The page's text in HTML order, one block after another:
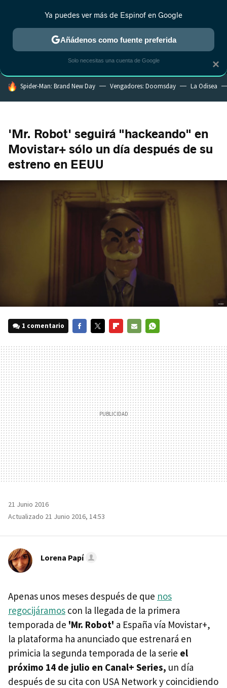
MENÚ NUEVO
ESTRENOS REALITY ANIME RANKINGS CINE
HOY SE HABLA DE
Spider-Man: Brand New Day Vengadores: Doomsday La Odisea
'Mr. Robot' seguirá "hackeando" en
Movistar+ sólo un día después de su
estreno en EEUU
1 comentario
MAIL
21 Junio 2016
Actualizado 21 Junio 2016, 14:53
Lorena Papí
Apenas unos meses después de que nos
regocijáramos con la llegada de la primera
temporada de 'Mr. Robot' a España vía Movistar+,
la plataforma ha anunciado que estrenará en
primicia la segunda temporada de la serie el
próximo 14 de julio en Canal+ Series, un día
después de su cita con USA Network y coincidiendo
×
Ya puedes ver más de Espinof en Google
Añádenos como fuente preferida
Solo necesitas una cuenta de Google